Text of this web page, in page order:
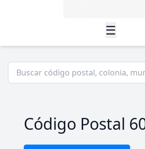
☰
Código Postal